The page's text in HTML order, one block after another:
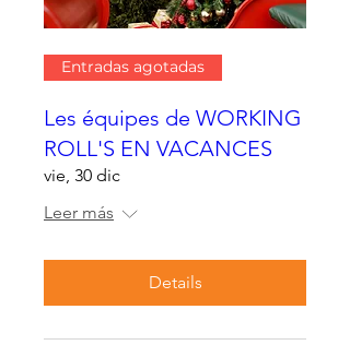
Entradas agotadas
Les équipes de WORKING
ROLL'S EN VACANCES
vie, 30 dic
Leer más
Details